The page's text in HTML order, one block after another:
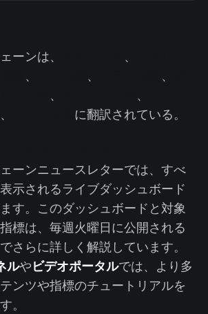
ーンは、 、
、 、 、
、 、
、 に翻訳されている。
ーンニュースレターでは、すべ
示されるライブダッシュボード
す。このダッシュボードと対象
標は、毎週火曜日に公開される
さらに詳しく解説しています。
ルやビデオポータルでは、より多
ンツや指標のチュートリアルを
。